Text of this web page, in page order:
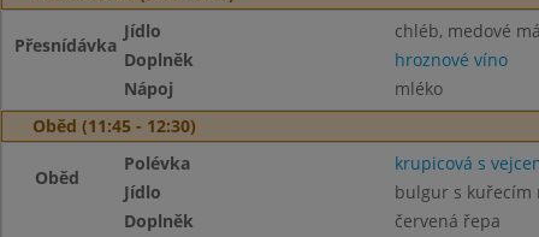
Přesnídávka
Jídlo
chléb, medové
Doplněk
hroznové víno
Nápoj
mléko
Oběd (11:45 - 12:30)
Oběd
Polévka
krupicová s
Jídlo
bulgur s kuřecím
Doplněk
červená řepa